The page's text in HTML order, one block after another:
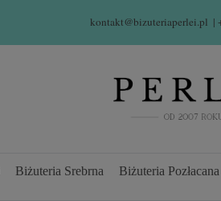
kontakt@bizuteriaperlei.pl |
Biżuteria Srebrna Biżuteria Pozłacana